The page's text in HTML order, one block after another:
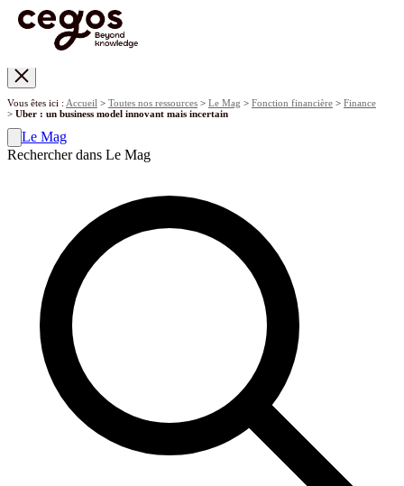
Vous êtes ici : Accueil > Toutes nos ressources > Le Mag > Fonction financière > Finance
> Uber : un business model innovant mais incertain
Le Mag
Rechercher dans Le Mag